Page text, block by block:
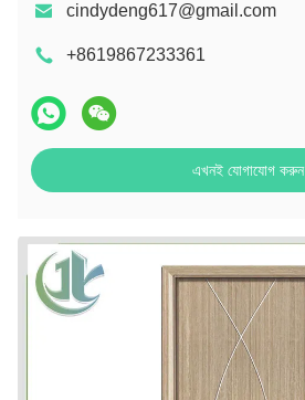
cindydeng617@gmail.com
+8619867233361
এখনই যোগাযোগ করুন